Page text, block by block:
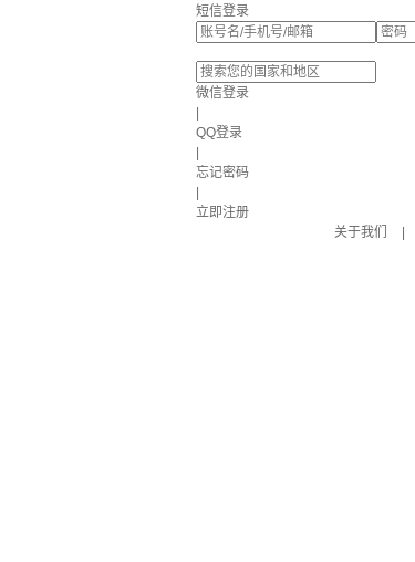
短信登录
微信登录
QQ登录
忘记密码
立即注册
关于我们